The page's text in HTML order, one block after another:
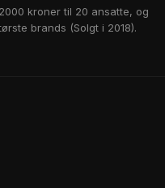
kroner til 20 ansatte, og
brands (Solgt i 2018).